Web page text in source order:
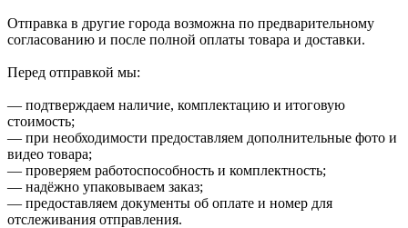
Отправка в другие города возможна по предварительному
согласованию и после полной оплаты товара и доставки.
Перед отправкой мы:
— подтверждаем наличие, комплектацию и итоговую
стоимость;
— при необходимости предоставляем дополнительные фото и
видео товара;
— проверяем работоспособность и комплектность;
— надёжно упаковываем заказ;
— предоставляем документы об оплате и номер для
отслеживания отправления.